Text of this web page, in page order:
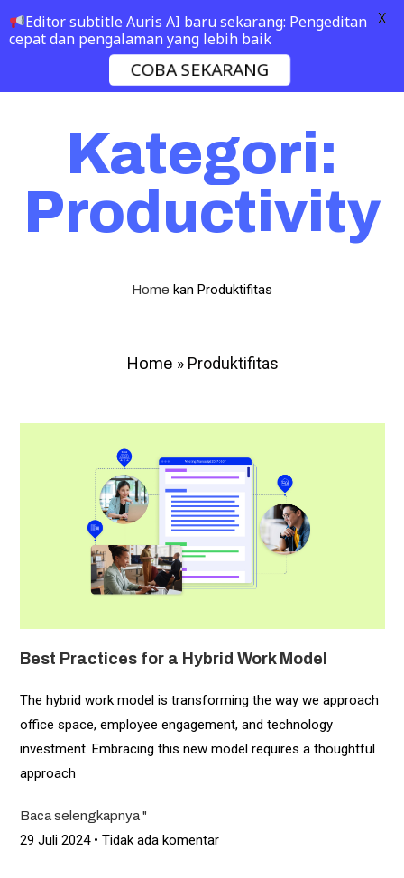
Kategori:
Productivity
Home kan Produktifitas
Home » Produktifitas
Best Practices for a Hybrid Work Model
The hybrid work model is transforming the way we approach
office space, employee engagement, and technology
investment. Embracing this new model requires a thoughtful
approach
Baca selengkapnya "
29 Juli 2024 Tidak ada komentar
Editor subtitle Auris AI baru sekarang: Pengeditan
cepat dan pengalaman yang lebih baik
COBA SEKARANG
X